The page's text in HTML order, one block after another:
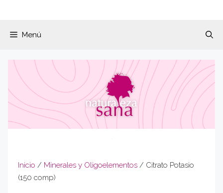
Menú
Inicio / Minerales y Oligoelementos / Citrato Potasio
(150 comp)